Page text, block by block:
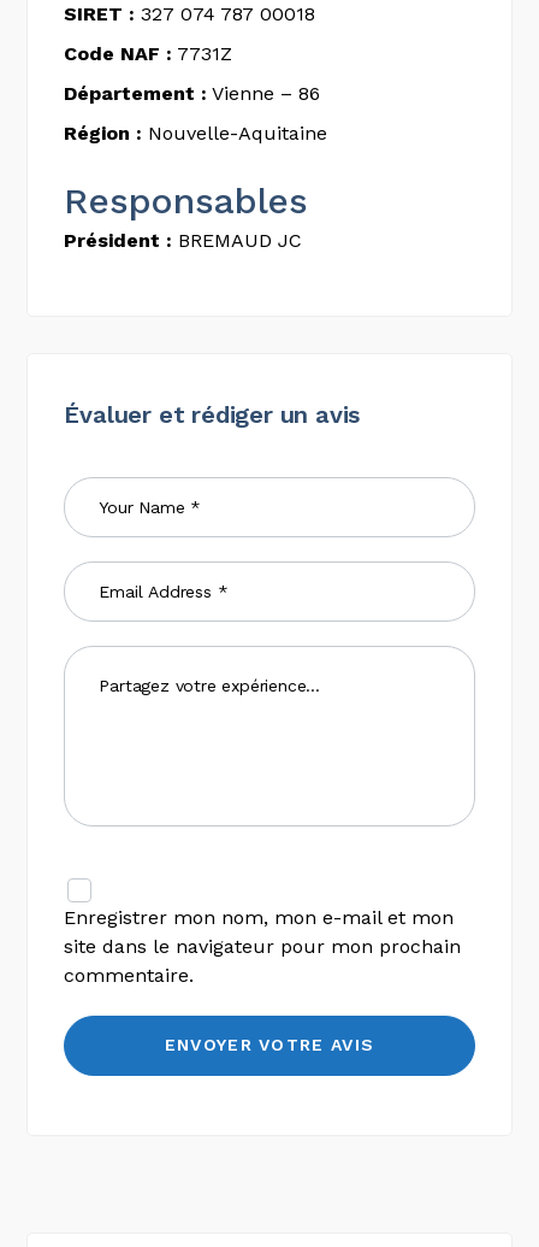
SIRET : 327 074 787 00018
Code NAF : 7731Z
Département : Vienne – 86
Région : Nouvelle-Aquitaine
Responsables
Président : BREMAUD JC
Évaluer et rédiger un avis
Enregistrer mon nom, mon e-mail et mon
site dans le navigateur pour mon prochain
commentaire.